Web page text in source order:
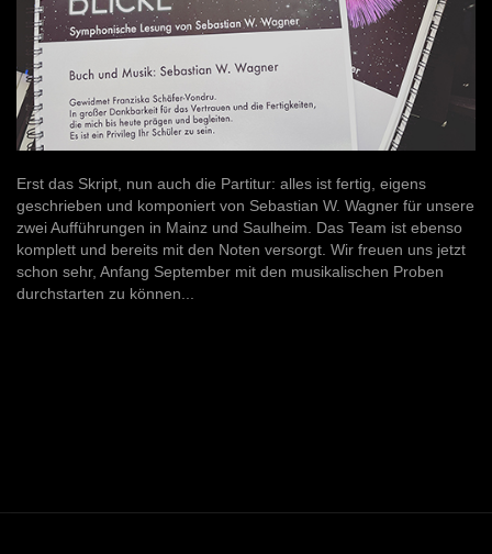
Erst das Skript, nun auch die Partitur: alles ist fertig, eigens
geschrieben und komponiert von Sebastian W. Wagner für unsere
zwei Aufführungen in Mainz und Saulheim. Das Team ist ebenso
komplett und bereits mit den Noten versorgt. Wir freuen uns jetzt
schon sehr, Anfang September mit den musikalischen Proben
durchstarten zu können...